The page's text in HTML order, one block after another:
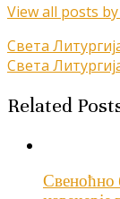
View all posts
Кретање
чланка
Света
Света
Related
Свеноћно